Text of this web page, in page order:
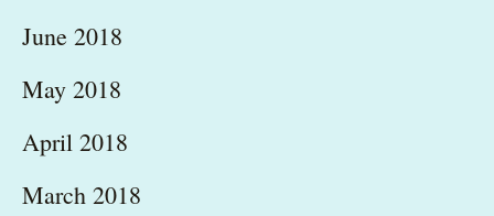
June 2018
May 2018
April 2018
March 2018